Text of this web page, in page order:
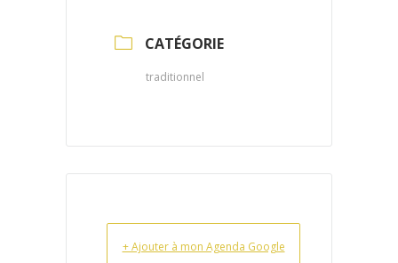
CATÉGORIE
traditionnel
+ Ajouter à mon Agenda Google